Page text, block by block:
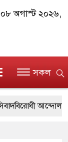
০৮ অগাস্ট ২০২৬,
সকল
আন্দোলনে